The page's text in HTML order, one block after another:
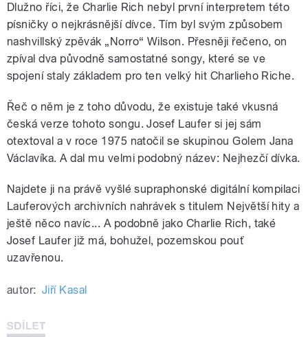
Dlužno říci, že Charlie Rich nebyl první interpretem této
písničky o nejkrásnější dívce. Tím byl svým způsobem
nashvillský zpěvák „Norro“ Wilson. Přesněji řečeno, on
zpíval dva původně samostatné songy, které se ve
spojení staly základem pro ten velký hit Charlieho Riche.
Řeč o něm je z toho důvodu, že existuje také vkusná
česká verze tohoto songu. Josef Laufer si jej sám
otextoval a v roce 1975 natočil se skupinou Golem Jana
Václavíka. A dal mu velmi podobný název: Nejhezčí dívka.
Najdete ji na právě vyšlé supraphonské digitální kompilaci
Lauferových archivních nahrávek s titulem Největší hity a
ještě něco navíc... A podobně jako Charlie Rich, také
Josef Laufer již má, bohužel, pozemskou pouť
uzavřenou.
autor: Jiří Kasal